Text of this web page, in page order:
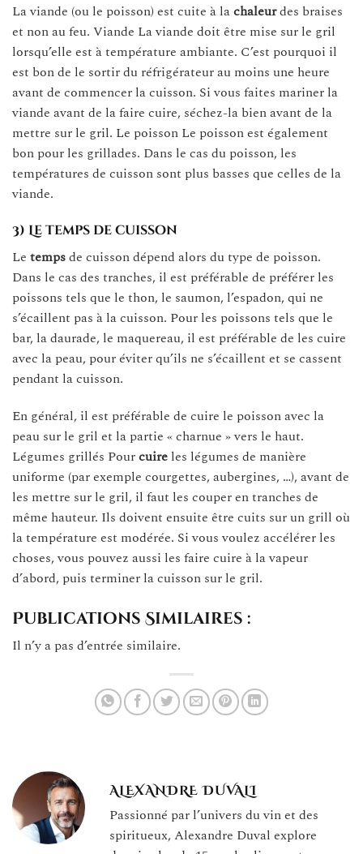
La viande (ou le poisson) est cuite à lachaleurdes braises
et non au feu. Viande La viande doit être mise sur le gril
lorsqu’elle est à température ambiante. C’est pourquoi il
est bon de le sortir du réfrigérateur au moins une heure
avant de commencer la cuisson. Si vous faites mariner la
viande avant de la faire cuire, séchez-la bien avant de la
mettre sur le gril. Le poisson Le poisson est également
bon pour les grillades. Dans le cas du poisson, les
températures de cuisson sont plus basses que celles de la
viande.
3) Le temps de cuisson
Le tempsde cuisson dépend alors du type de poisson.
Dans le cas des tranches, il est préférable de préférer les
poissons tels que le thon, le saumon, l’espadon, qui ne
s’écaillent pas à la cuisson. Pour les poissons tels que le
bar, la daurade, le maquereau, il est préférable de les cuire
avec la peau, pour éviter qu’ils ne s’écaillent et se cassent
pendant la cuisson.
En général, il est préférable de cuire le poisson avec la
peau sur le gril et la partie « charnue » vers le haut.
Légumes grillés Pourcuire les légumes de manière
uniforme (par exemple courgettes, aubergines, …), avant de
les mettre sur le gril, il faut les couper en tranches de
même hauteur. Ils doivent ensuite être cuits sur un grill où
la température est modérée. Si vous voulez accélérer les
choses, vous pouvez aussi les faire cuire à la vapeur
d’abord, puis terminer la cuisson sur le gril.
Publications Similaires :
Il n’y a pas d’entrée similaire.
ALEXANDRE DUVALI
Passionné par l’univers du vin et des
spiritueux, Alexandre Duval explore